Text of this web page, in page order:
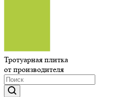
Тротуарная плитка
от производителя